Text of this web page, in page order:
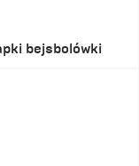
bejsbolówki